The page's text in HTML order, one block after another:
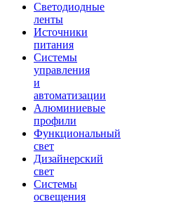
Светодиодные
ленты
Источники
питания
Системы
управления
и
автоматизации
Алюминиевые
профили
Функциональный
свет
Дизайнерский
свет
Системы
освещения